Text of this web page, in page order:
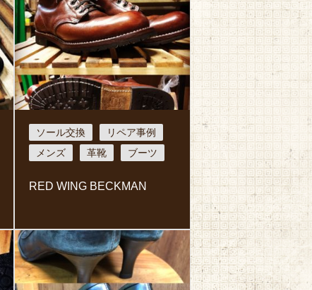
ソール交換
リペア事例
メンズ
革靴 ブーツ
RED WING BECKMAN